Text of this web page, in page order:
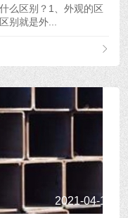
么区别？1、外观的区
别就是外...
2021-04-19